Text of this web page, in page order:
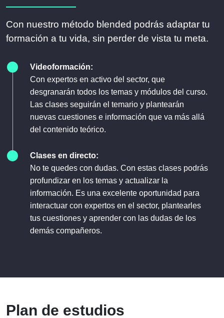
Con nuestro método blended podrás adaptar tu
formación a tu vida, sin perder de vista tu meta.
Videoformación:
Con expertos en activo del sector, que
desgranarán todos los temas y módulos del curso.
Las clases seguirán el temario y plantearán
nuevas cuestiones e información que va más allá
del contenido teórico.
Clases en directo:
No te quedes con dudas. Con estas clases podrás
profundizar en los temas y actualizar la
información. Es una excelente oportunidad para
interactuar con expertos en el sector, plantearles
tus cuestiones y aprender con las dudas de los
demás compañeros.
Plan de estudios